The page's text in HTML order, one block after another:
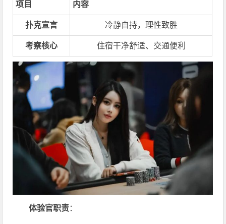
项目 内容
扑克宣言 冷静自持，理性致胜
考察核心 住宿干净舒适、交通便利
体验官职责：